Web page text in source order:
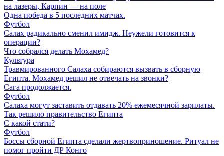
на лазеры, Карпин — на поле
Одна победа в 5 последних матчах.
Футбол
Салах радикально сменил имидж. Неужели готовится к
операции?
Что собрался делать Мохамед?
Культура
Травмированного Салаха собираются вызвать в сборную
Египта. Мохамед решил не отвечать на звонки?
Сага продолжается.
Футбол
Салаха могут заставить отдавать 20% ежемесячной зарплаты.
Так решило правительство Египта
С какой стати?
Футбол
Боссы сборной Египта сделали жертвоприношение. Ритуал не
помог пройти ДР Конго